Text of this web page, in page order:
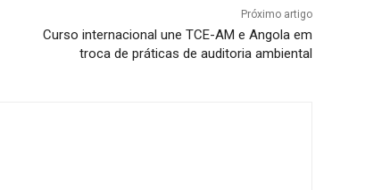
Próximo artigo
Curso internacional une TCE-AM e Angola em
troca de práticas de auditoria ambiental